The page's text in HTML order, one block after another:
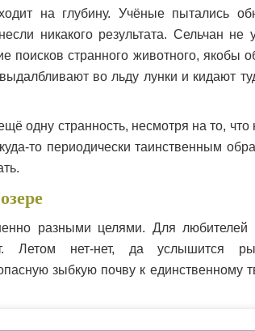
на глубину. Учёные пытались
никакого результата. Сельчан не
поисков странного животного,
во льду лунки и кидают
одну странность, несмотря на то,
то периодически таинственным
разными целями. Для любителей
Летом нет-нет, да услышится
зыбкую почву к единственному